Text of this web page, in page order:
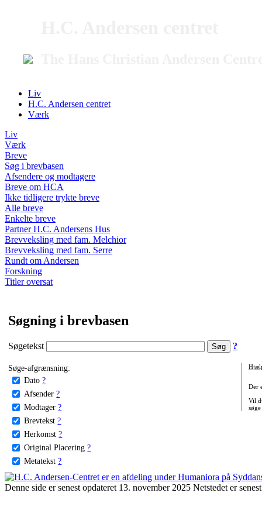
Liv
H.C. Andersen centret
Værk
Liv
Værk
Breve
Søg i brevbasen
Afsendere og modtagere
Breve om HCA
Ikke tidligere trykte breve
Alle breve
Enkelte breve
Partner H.C. Andersens Hus
Brevveksling med fam. Melchior
Brevveksling med fam. Serre
Rundt om Andersen
Forskning
Titler oversat
Søgning i brevbasen
Søgetekst ?
Søge-afgrænsning:
Dato ?
Afsender ?
Modtager ?
Brevtekst ?
Herkomst ?
Original Placering ?
Metatekst ?
Der
Vil
Denne side er senest opdateret 13. november 2025 Netstedet er